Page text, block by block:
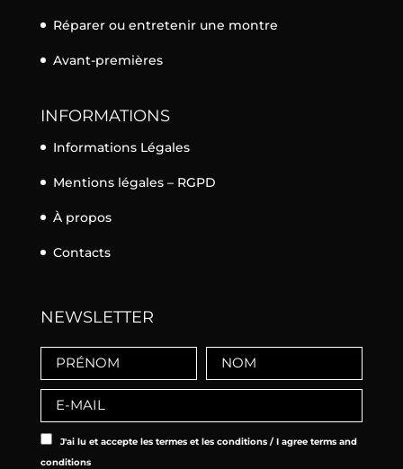
Réparer ou entretenir une montre
Avant-premières
INFORMATIONS
Informations Légales
Mentions légales – RGPD
À propos
Contacts
NEWSLETTER
J'ai lu et accepte les termes et les conditions / I agree terms and
conditions